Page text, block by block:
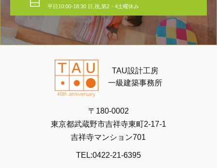
平日10:00-18:30 日,祝,第2・4土曜休み
TAU設計工房
一級建築事務所
〒180-0002
東京都武蔵野市吉祥寺東町2-17-1
吉祥寺マンション701
TEL:0422-21-6395